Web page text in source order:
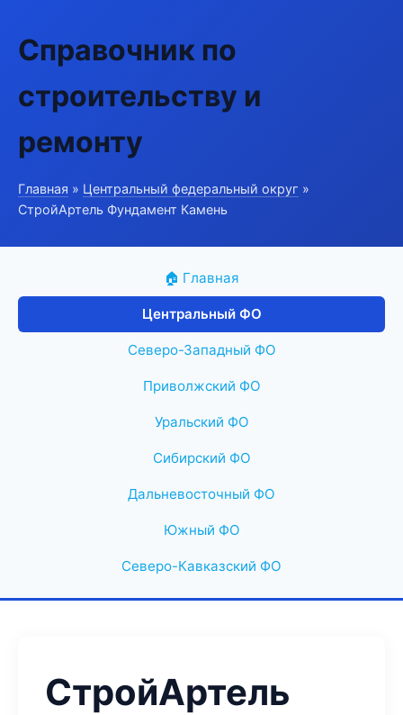
Справочник по
строительству и
ремонту
Главная » Центральный федеральный округ »
СтройАртель Фундамент Камень
🏠 Главная
Центральный ФО
Северо-Западный ФО
Приволжский ФО
Уральский ФО
Сибирский ФО
Дальневосточный ФО
Южный ФО
Северо-Кавказский ФО
СтройАртель